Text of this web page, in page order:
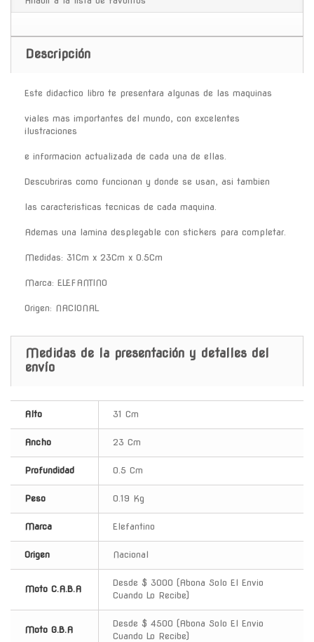
Descripción
Este didactico libro te presentara algunas de las maquinas
viales mas importantes del mundo, con excelentes
ilustraciones
e informacion actualizada de cada una de ellas.
Descubriras como funcionan y donde se usan, asi tambien
las caracteristicas tecnicas de cada maquina.
Ademas una lamina desplegable con stickers para completar.
Medidas: 31Cm x 23Cm x 0.5Cm
Marca: ELEFANTINO
Origen: NACIONAL
Medidas de la presentación y detalles del
envío
Alto 31 Cm
Ancho 23 Cm
Profundidad 0.5 Cm
Peso 0.19 Kg
Marca Elefantino
Origen Nacional
Moto C.A.B.A
Desde $ 3000 (Abona Solo El Envio
Cuando Lo Recibe)
Moto G.B.A
Desde $ 4500 (Abona Solo El Envio
Cuando Lo Recibe)